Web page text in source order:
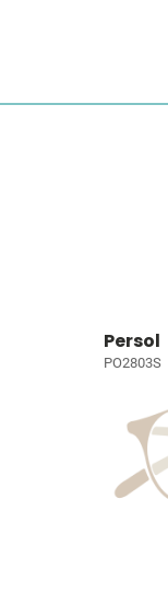
Persol
PO2803S